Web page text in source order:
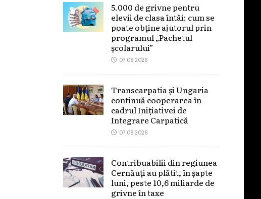
5.000 de grivne pentru
elevii de clasa întâi: cum se
poate obține ajutorul prin
programul „Pachetul
școlarului”
07.08.2026
Transcarpatia și Ungaria
continuă cooperarea în
cadrul Inițiativei de
Integrare Carpatică
07.08.2026
Contribuabilii din regiunea
Cernăuți au plătit, în șapte
luni, peste 10,6 miliarde de
grivne în taxe